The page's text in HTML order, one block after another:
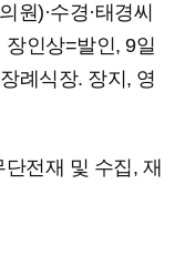
)·수경·태경씨
인상=발인, 9일
례식장. 장지, 영
전재 및 수집, 재